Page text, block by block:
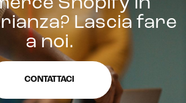
Lascia fare
a noi.
CONTATTACI